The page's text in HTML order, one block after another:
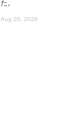
た。
Aug 05, 2026